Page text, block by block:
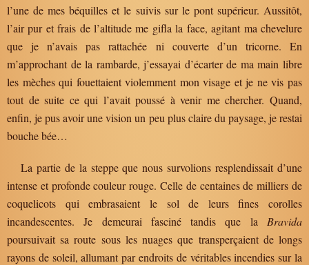
l’une de mes béquilles et le suivis sur le pont supérieur. Aussitôt,
l’air pur et frais de l’altitude me gifla la face, agitant ma chevelure
que je n’avais pas rattachée ni couverte d’un tricorne. En
m’approchant de la rambarde, j’essayai d’écarter de ma main libre
les mèches qui fouettaient violemment mon visage et je ne vis pas
tout de suite ce qui l’avait poussé à venir me chercher. Quand,
enfin, je pus avoir une vision un peu plus claire du paysage, je restai
bouche bée…
La partie de la steppe que nous survolions resplendissait d’une
intense et profonde couleur rouge. Celle de centaines de milliers de
coquelicots qui embrasaient le sol de leurs fines corolles
incandescentes. Je demeurai fasciné tandis que la Bravida
poursuivait sa route sous les nuages que transperçaient de longs
rayons de soleil, allumant par endroits de véritables incendies sur la